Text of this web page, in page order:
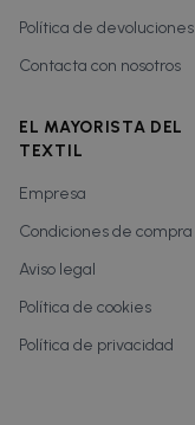
Política de devoluciones
Contacta con nosotros
EL MAYORISTA DEL
TEXTIL
Empresa
Condiciones de compra
Aviso legal
Política de cookies
Política de privacidad